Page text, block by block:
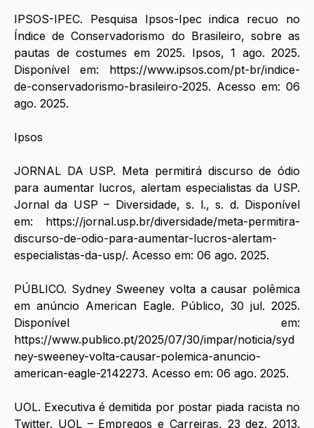
IPSOS-IPEC. Pesquisa Ipsos-Ipec indica recuo no
Índice de Conservadorismo do Brasileiro, sobre as
pautas de costumes em 2025. Ipsos, 1 ago. 2025.
Disponível em: https://www.ipsos.com/pt-br/indice-
de-conservadorismo-brasileiro-2025. Acesso em: 06
ago. 2025.
Ipsos
JORNAL DA USP. Meta permitirá discurso de ódio
para aumentar lucros, alertam especialistas da USP.
Jornal da USP – Diversidade, s. l., s. d. Disponível
em: https://jornal.usp.br/diversidade/meta-permitira-
discurso-de-odio-para-aumentar-lucros-alertam-
especialistas-da-usp/. Acesso em: 06 ago. 2025.
PÚBLICO. Sydney Sweeney volta a causar polêmica
em anúncio American Eagle. Público, 30 jul. 2025.
https://www.publico.pt/2025/07/30/impar/noticia/syd
ney-sweeney-volta-causar-polemica-anuncio-
american-eagle-2142273. Acesso em: 06 ago. 2025.
UOL. Executiva é demitida por postar piada racista no
Twitter. UOL – Empregos e Carreiras, 23 dez. 2013.